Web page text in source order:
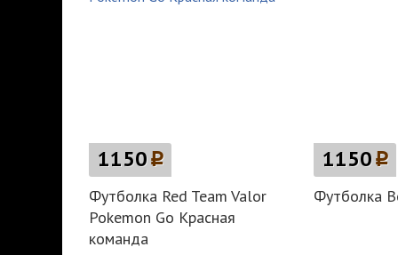
1150p
Футболка Red Team Valor
Pokemon Go Красная
команда
1150p
Футболка